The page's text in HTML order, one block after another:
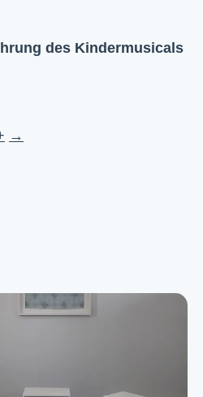
des Kindermusicals
→